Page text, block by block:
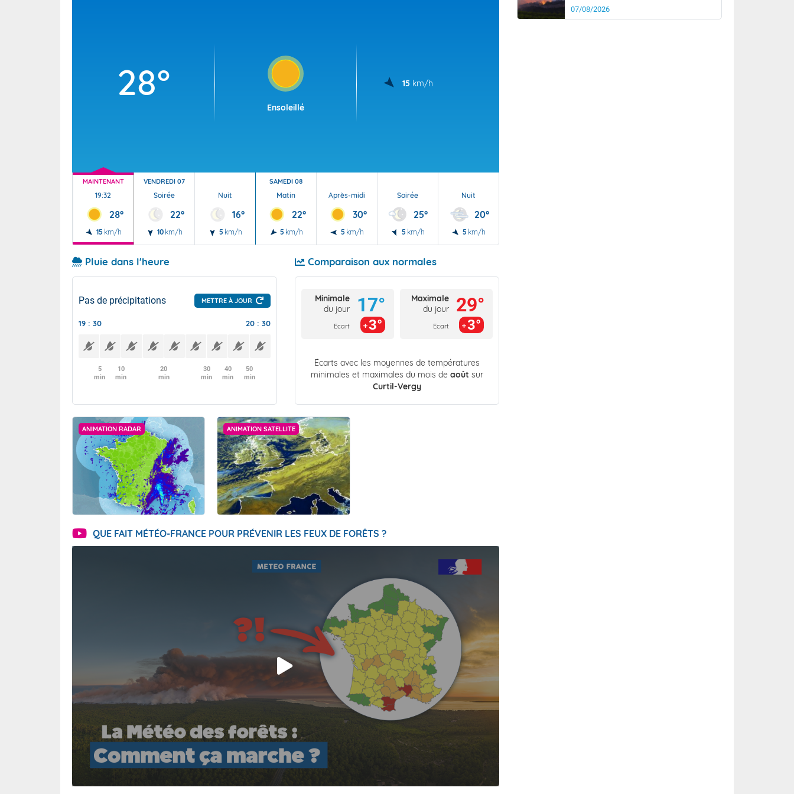
28°
Ensoleillé
15 km/h
MAINTENANT
19:32
28°
15 km/h
VENDREDI 07
Soirée
22°
10 km/h
Nuit
16°
5 km/h
SAMEDI 08
Matin
22°
5 km/h
Après-midi
30°
5 km/h
Soirée
25°
5 km/h
Nuit
20°
5 km/h
Pluie dans l'heure
Pas de précipitations METTRE À JOUR
19 : 30 20 : 30
5
min
10
min
20
min
30
min
40
min
50
min
Comparaison aux normales
Minimale
du jour
Ecart
17°
3°
Maximale
du jour
Ecart
29°
3°
Écarts avec les moyennes de températures
minimales et maximales du mois de août sur
Curtil-Vergy
ANIMATION RADAR ANIMATION SATELLITE
QUE FAIT MÉTÉO-FRANCE POUR PRÉVENIR LES FEUX DE FORÊTS ?
07/08/2026